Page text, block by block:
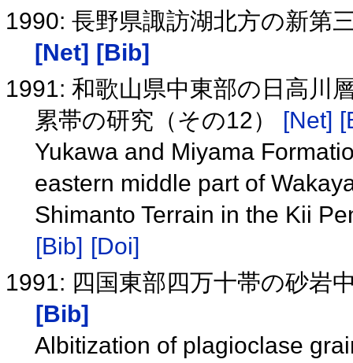
1990: 長野県諏訪湖北方の新第
[Net] [Bib]
1991: 和歌山県中東部の日高川
累帯の研究（その12）
[Net]
Yukawa and Miyama
eastern middle part of
Shimanto Terrain in the Kii
[Bib] [Doi]
1991: 四国東部四万十帯の砂岩
[Bib]
Albitization of plagioclase